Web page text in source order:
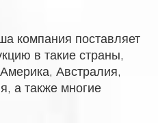
компания поставляет
в такие страны,
Австралия,
а также многие